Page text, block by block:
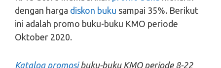
dengan harga diskon buku sampai 35%. Berikut
ini adalah promo buku-buku KMO periode
Oktober 2020.
Katalog promosibuku-buku KMO periode 8-22